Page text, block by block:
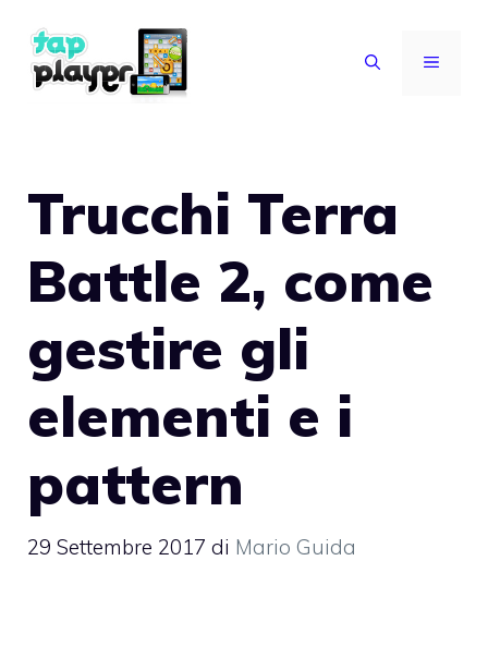
contenuto
MENU
Trucchi Terra
Battle 2, come
gestire gli
elementi e i
pattern
29 Settembre 2017 di Mario Guida